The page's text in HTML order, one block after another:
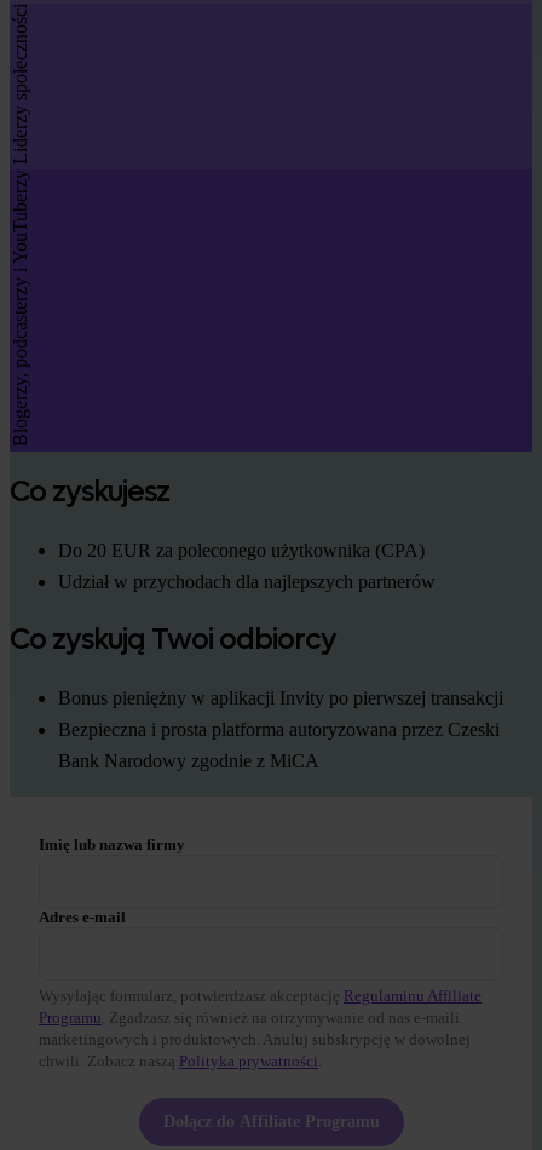
Liderzy społeczności
Blogerzy, podcasterzy i YouTuberzy
Co zyskujesz
Do 20 EUR za poleconego użytkownika (CPA)
Udział w przychodach dla najlepszych partnerów
Co zyskują Twoi odbiorcy
Bonus pieniężny w aplikacji Invity po pierwszej transakcji
Bezpieczna i prosta platforma autoryzowana przez Czeski
Bank Narodowy zgodnie z MiCA
Imię lub nazwa firmy
Adres e-mail
Wysyłając formularz, potwierdzasz akceptację Regulaminu Affiliate
Programu. Zgadzasz się również na otrzymywanie od nas e-maili
marketingowych i produktowych. Anuluj subskrypcję w dowolnej
chwili. Zobacz naszą Polityka prywatności.
Dołącz do Affiliate Programu